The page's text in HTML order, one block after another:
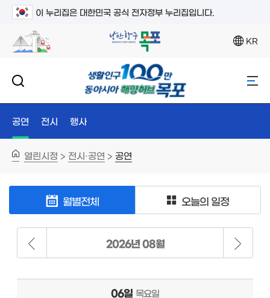
이 누리집은 대한민국 공식 전자정부 누리집입니다.
KR
공연 전시 행사
열린시정 > 전시·공연 > 공연
월별전체
2026년 08월
06일 목요일
오늘의 일정